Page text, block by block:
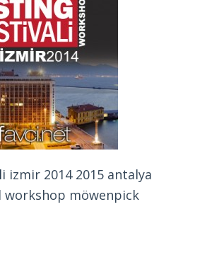
izmir 2014 2015 antalya
workshop möwenpick